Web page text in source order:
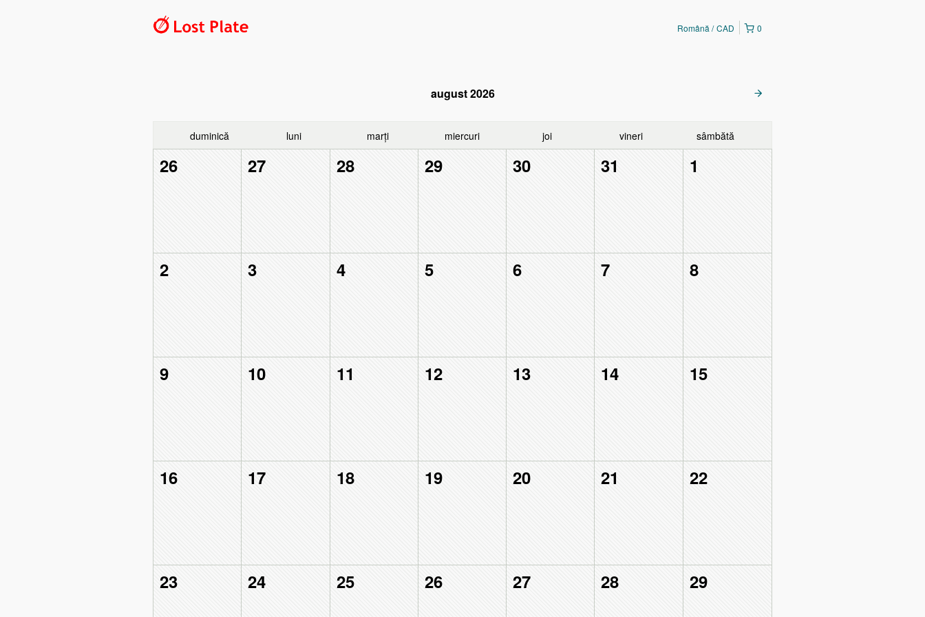
0
Română CAD
august2026
duminică luni marți miercuri joi vineri sâmbătă
26 27 28 29 30 31 1
2 3 4 5 6 7 8
9 10 11 12 13 14 15
16 17 18 19 20 21 22
23 24 25 26 27 28 29